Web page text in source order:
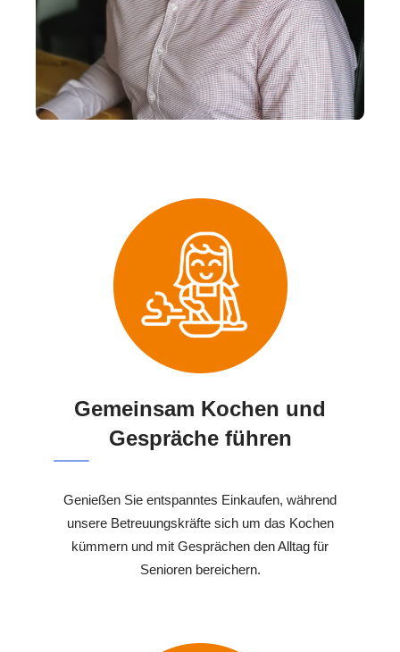
Gemeinsam Kochen und
Gespräche führen
Genießen Sie entspanntes Einkaufen, während
unsere Betreuungskräfte sich um das Kochen
kümmern und mit Gesprächen den Alltag für
Senioren bereichern.